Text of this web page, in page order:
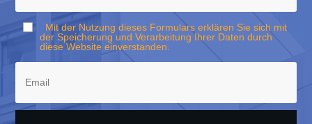
Mit der Nutzung dieses Formulars erklären Sie sich mit
der Speicherung und Verarbeitung Ihrer Daten durch
diese Website einverstanden.